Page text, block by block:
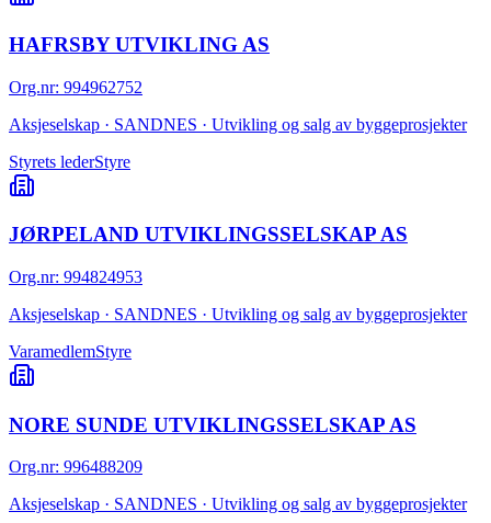
HAFRSBY UTVIKLING AS
Org.nr: 994962752
Aksjeselskap · SANDNES · Utvikling og salg av byggeprosjekter
Styrets lederStyre
JØRPELAND UTVIKLINGSSELSKAP AS
Org.nr: 994824953
Aksjeselskap · SANDNES · Utvikling og salg av byggeprosjekter
VaramedlemStyre
NORE SUNDE UTVIKLINGSSELSKAP AS
Org.nr: 996488209
Aksjeselskap · SANDNES · Utvikling og salg av byggeprosjekter